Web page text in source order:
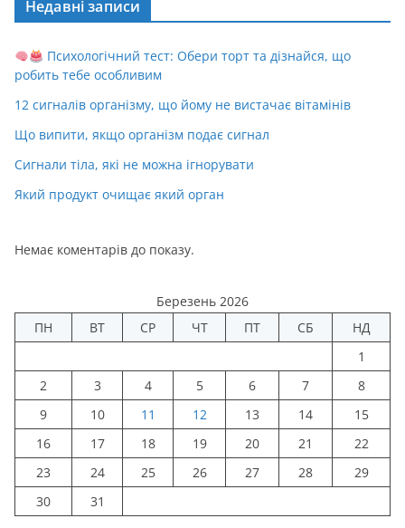
Недавні записи
Психологічний тест: Обери торт та дізнайся, що
робить тебе особливим
12 сигналів організму, що йому не вистачає вітамінів
Що випити, якщо організм подає сигнал
Сигнали тіла, які не можна ігнорувати
Який продукт очищає який орган
Немає коментарів до показу.
Березень 2026
ПН
ВТ СР ЧТ ПТ СБ
НД
1
2
3 4 5 6 7
8
9
10 11 12 13 14
15
16
17 18 19 20 21
22
23
24 25 26 27 28
29
30
31